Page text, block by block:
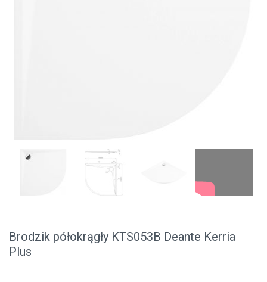
Brodzik półokrągły KTS053B Deante Kerria
Plus